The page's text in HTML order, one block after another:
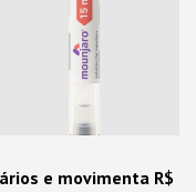
e movimenta R$